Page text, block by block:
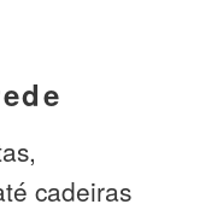
cadeiras